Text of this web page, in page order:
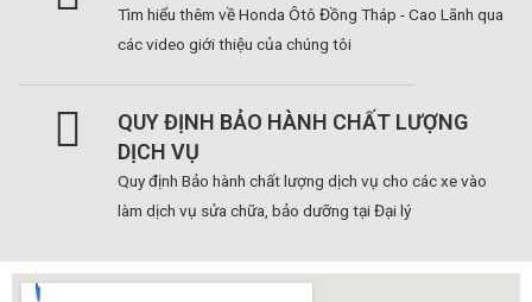
Tìm hiểu thêm về Honda Ôtô Đồng Tháp - Cao Lãnh qua
các video giới thiệu của chúng tôi
QUY ĐỊNH BẢO HÀNH CHẤT LƯỢNG
DỊCH VỤ
Quy định Bảo hành chất lượng dịch vụ cho các xe vào
làm dịch vụ sửa chữa, bảo dưỡng tại Đại lý